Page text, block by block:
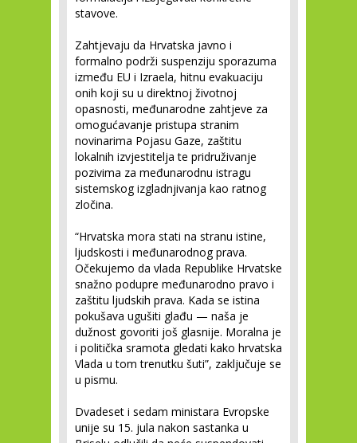
stavove.
Zahtjevaju da Hrvatska javno i
formalno podrži suspenziju sporazuma
između EU i Izraela, hitnu evakuaciju
onih koji su u direktnoj životnoj
opasnosti, međunarodne zahtjeve za
omogućavanje pristupa stranim
novinarima Pojasu Gaze, zaštitu
lokalnih izvjestitelja te pridruživanje
pozivima za međunarodnu istragu
sistemskog izgladnjivanja kao ratnog
zločina.
“Hrvatska mora stati na stranu istine,
ljudskosti i međunarodnog prava.
Očekujemo da vlada Republike Hrvatske
snažno podupre međunarodno pravo i
zaštitu ljudskih prava. Kada se istina
pokušava ugušiti glađu — naša je
dužnost govoriti još glasnije. Moralna je
i politička sramota gledati kako hrvatska
Vlada u tom trenutku šuti”, zaključuje se
u pismu.
Dvadeset i sedam ministara Evropske
unije su 15. jula nakon sastanka u